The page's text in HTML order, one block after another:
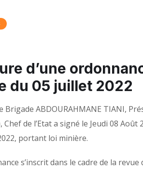
d’une
du 05 juillet 2022
Brigade ABDOURAHMANE TIANI,
Chef de l’Etat a signé le Jeudi 08
portant loi minière.
s’inscrit dans le cadre de la